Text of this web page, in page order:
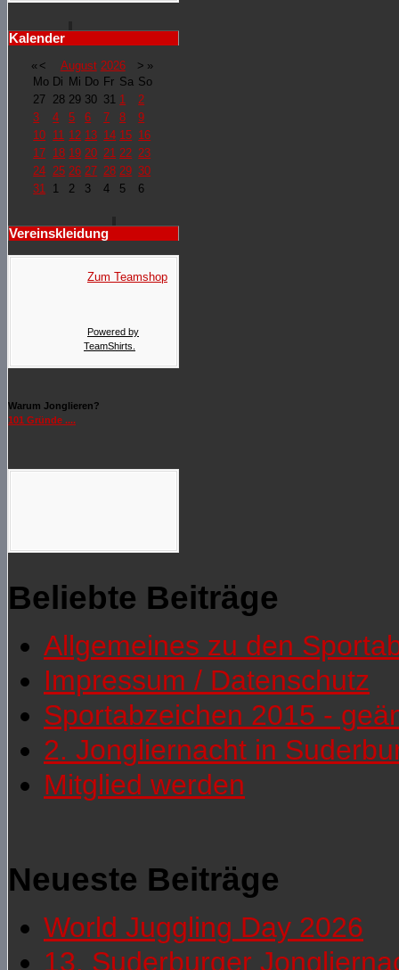
Kalender
« < August 2026 > »
Mo Di Mi Do Fr Sa So
27 28 29 30 31 1
2
3
4 5 6 7 8
9
10 11 12 13 14 15 16
17 18 19 20 21 22 23
24 25 26 27 28 29 30
31 1 2 3 4 5 6
Vereinskleidung
Zum Teamshop
Powered by
TeamShirts.
Warum Jonglieren?
101 Gründe ....
Beliebte Beiträge
Allgemeines zu den
Impressum / Datenschutz
Sportabzeichen 2015 -
2. Jongliernacht in
Mitglied werden
Neueste Beiträge
World Juggling Day 2026
13. Suderburger